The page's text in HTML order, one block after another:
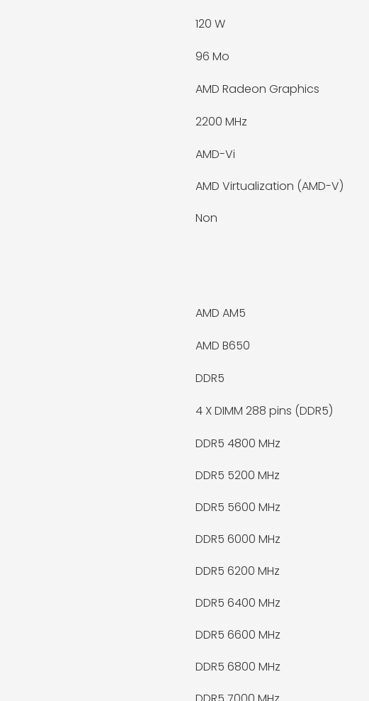
120 W
96 Mo
AMD Radeon Graphics
2200 MHz
AMD-Vi
AMD Virtualization (AMD-V)
Non
AMD AM5
AMD B650
DDR5
4 XDIMM 288 pins (DDR5)
DDR5 4800 MHz
DDR5 5200 MHz
DDR5 5600 MHz
DDR5 6000 MHz
DDR5 6200 MHz
DDR5 6400 MHz
DDR5 6600 MHz
DDR5 6800 MHz